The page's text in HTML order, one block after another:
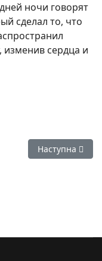
ночи говорят
сделал то, что
сердца и
на 2014 год
Наступна
Наступна